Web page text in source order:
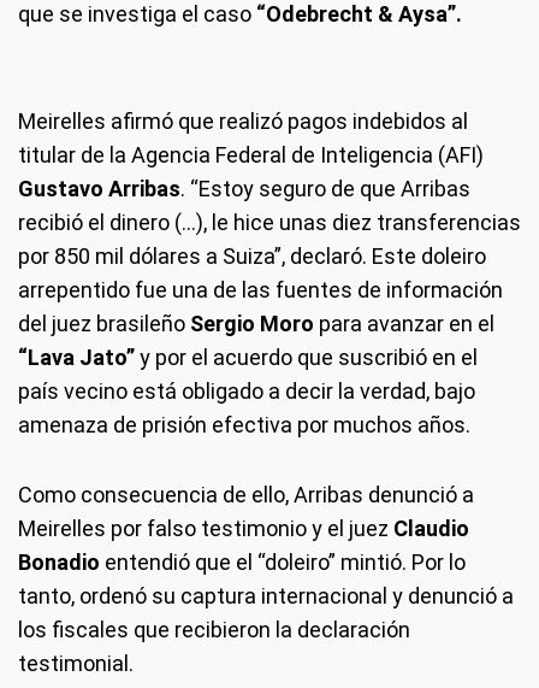
que se investiga el caso “Odebrecht & Aysa”.
Meirelles afirmó que realizó pagos indebidos al
titular de la Agencia Federal de Inteligencia (AFI)
Gustavo Arribas. “Estoy seguro de que Arribas
recibió el dinero (...), le hice unas diez transferencias
por 850 mil dólares a Suiza”, declaró. Este doleiro
arrepentido fue una de las fuentes de información
del juez brasileño Sergio Moro para avanzar en el
“Lava Jato”y por el acuerdo que suscribió en el
país vecino está obligado a decir la verdad, bajo
amenaza de prisión efectiva por muchos años.
Como consecuencia de ello, Arribas denunció a
Meirelles por falso testimonio y el juez Claudio
Bonadio entendió que el “doleiro” mintió. Por lo
tanto, ordenó su captura internacional y denunció a
los fiscales que recibieron la declaración
testimonial.